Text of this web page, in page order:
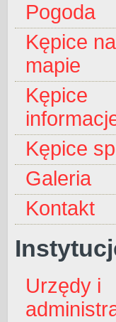
Pogoda
Kępice na
mapie
Kępice
Kępice
Galeria
Kontakt
Urzędy i